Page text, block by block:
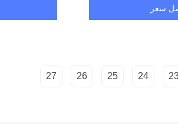
سعر
24
25
26
27